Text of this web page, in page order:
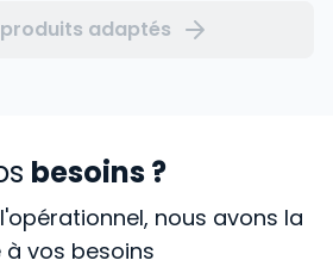
adaptés
besoins ?
nous avons la
vos besoins